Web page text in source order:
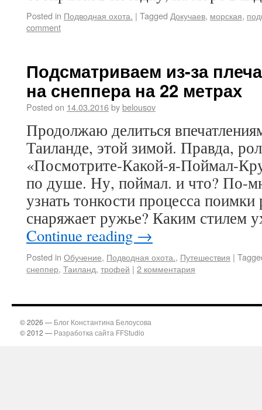
Posted in Подводная охота. | Tagged Докучаев, морская,
comment
Подсматриваем из-за
на снеппера на 22 метрах
Posted on 14.03.2016bybelousov
Продолжаю делиться
Таиланде, этой зимой. Правда,
«Посмотрите-Какой-я-Поймал-
по душе. Ну, поймал. и что? По-
узнать тонкости процесса
снаряжает ружье? Каким стилем
Continue reading →
Posted in Обучение, Подводная охота., Путешествия |
снеппер, Таиланд, трофей | 2 комментария
© 2026 — Блог Константина Белоусова
© 2012 — Разработка сайта FFStudio